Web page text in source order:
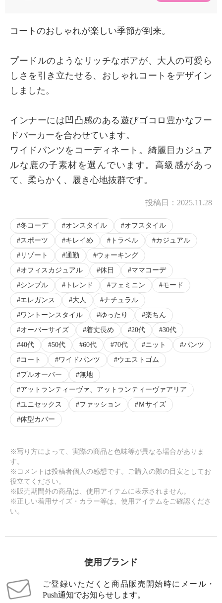
× 商品紹介
コートのおしゃれが楽しい季節が到来。
プードルのようなリッチなボアが、大人の可愛ら
しさを引き立たせる、おしゃれコートをデザイン
しました。
インナーには凹凸感のある遊びゴコロ豊かなフー
ドパーカーを合わせています。
ワイドパンツをコーディネート。綺麗目カジュア
ルな鹿の子素材を選んでいます。高級感があっ
て、柔らかく、履き心地抜群です。
投稿日： 2025.11.28
冬コーデ オンスタイル
オフスタイル
スポーツ
キレイめ トラベル
カジュアル
リゾート
通勤
ウォーキング
オフィスカジュアル
休日
ママコーデ
シンプル
トレンド フェミニン
モード
エレガンス
大人
ナチュラル
ワントーンスタイル
ゆったり
楽ちん
オーバーサイズ
着丈長め 20代
30代
40代
50代 60代 70代 ニット
パンツ
コート
ワイドパンツ
ウエストゴム
プルオーバー
無地
アットランティーヴァ、アットランティーヴァアリア
ユニセックス
ファッション
Ｍサイズ
体型カバー
※写り方によって、実際の商品と色味等が異なる場合がありま
す。
※コメントは投稿者個人の感想です。ご購入の際の目安としてお
役立てください。
※販売期間外の商品は、使用アイテムに表示されません。
※正しい着用サイズ・カラー等は、使用アイテムをご確認くださ
い。
使用ブランド
ご登録いただくと商品販売開始時にメール・
Push通知でお知らせします。